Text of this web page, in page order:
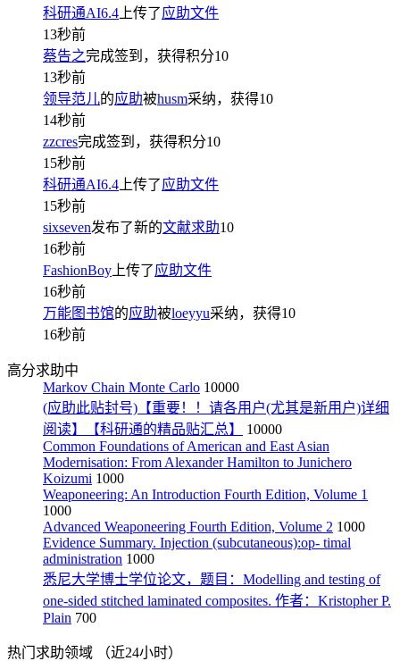
科研通AI6.4 上传了应助文件
13秒前
蔡告之完成签到，获得积分10
13秒前
领导范儿的应助被husm采纳，获得10
14秒前
zzcres完成签到，获得积分10
15秒前
科研通AI6.4 上传了应助文件
15秒前
sixseven发布了新的文献求助10
16秒前
FashionBoy 上传了应助文件
16秒前
万能图书馆的应助被loeyyu采纳，获得10
16秒前
高分求助中
Markov Chain Monte Carlo 10000
(应助此贴封号)【重要！！请各用户(尤其是新用户)详细
阅读】【科研通的精品贴汇总】
10000
Common Foundations of American and East Asian
Modernisation: From Alexander Hamilton to Junichero
Koizumi 1000
Weaponeering: An Introduction Fourth Edition, Volume 1
1000
Advanced Weaponeering Fourth Edition, Volume 2 1000
Evidence Summary. Injection (subcutaneous):op- timal
administration 1000
悉尼大学博士学位论文，题目：Modelling and testing of
one-sided stitched laminated composites. 作者：Kristopher P.
Plain 700
热门求助领域
（近24小时）